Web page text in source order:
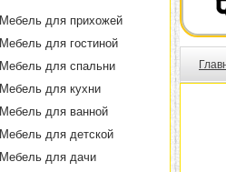
Мебель для прихожей
Мебель для гостиной
Мебель для спальни
Мебель для кухни
Мебель для ванной
Мебель для детской
Мебель для дачи